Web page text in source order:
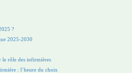
?
2025-2030
le rôle des infirmières
: l’heure du choix